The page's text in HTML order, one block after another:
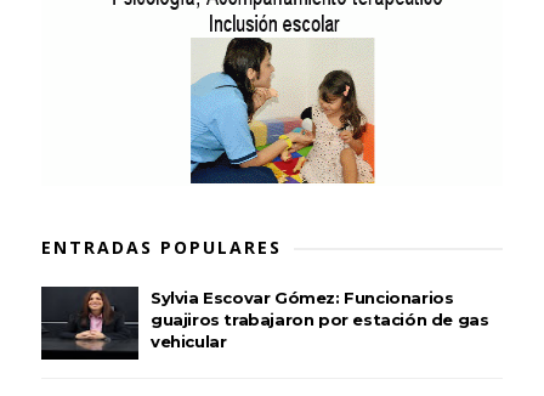
ENTRADAS POPULARES
Sylvia Escovar Gómez: Funcionarios
guajiros trabajaron por estación de gas
vehicular